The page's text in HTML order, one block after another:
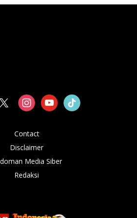
instagramyoutubetiktok
Contact
Disclaimer
Media Siber
Redaksi